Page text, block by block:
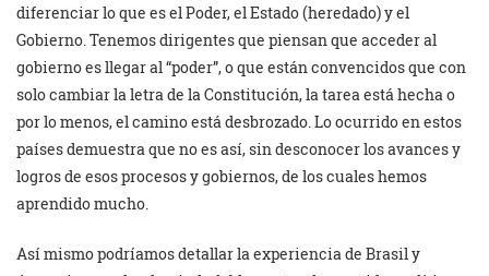
diferenciar lo que es el Poder, el Estado (heredado) y el
Gobierno. Tenemos dirigentes que piensan que acceder al
gobierno es llegar al “poder”, o que están convencidos que con
solo cambiar la letra de la Constitución, la tarea está hecha o
por lo menos, el camino está desbrozado. Lo ocurrido en estos
países demuestra que no es así, sin desconocer los avances y
logros de esos procesos y gobiernos, de los cuales hemos
aprendido mucho.
Así mismo podríamos detallar la experiencia de Brasil y